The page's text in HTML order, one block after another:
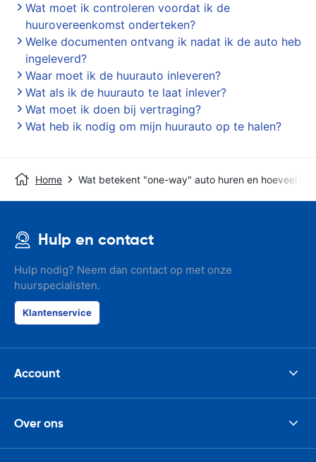
Wat moet ik controleren voordat ik de
huurovereenkomst onderteken?
Welke documenten ontvang ik nadat ik de auto heb
ingeleverd?
Waar moet ik de huurauto inleveren?
Wat als ik de huurauto te laat inlever?
Wat moet ik doen bij vertraging?
Wat heb ik nodig om mijn huurauto op te halen?
Home Wat betekent "one-way" auto huren en hoeveel
Hulp en contact
Hulp nodig? Neem dan contact op met onze
huurspecialisten.
Klantenservice
Account
Over ons